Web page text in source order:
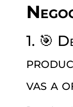
1. 🎯
vas a